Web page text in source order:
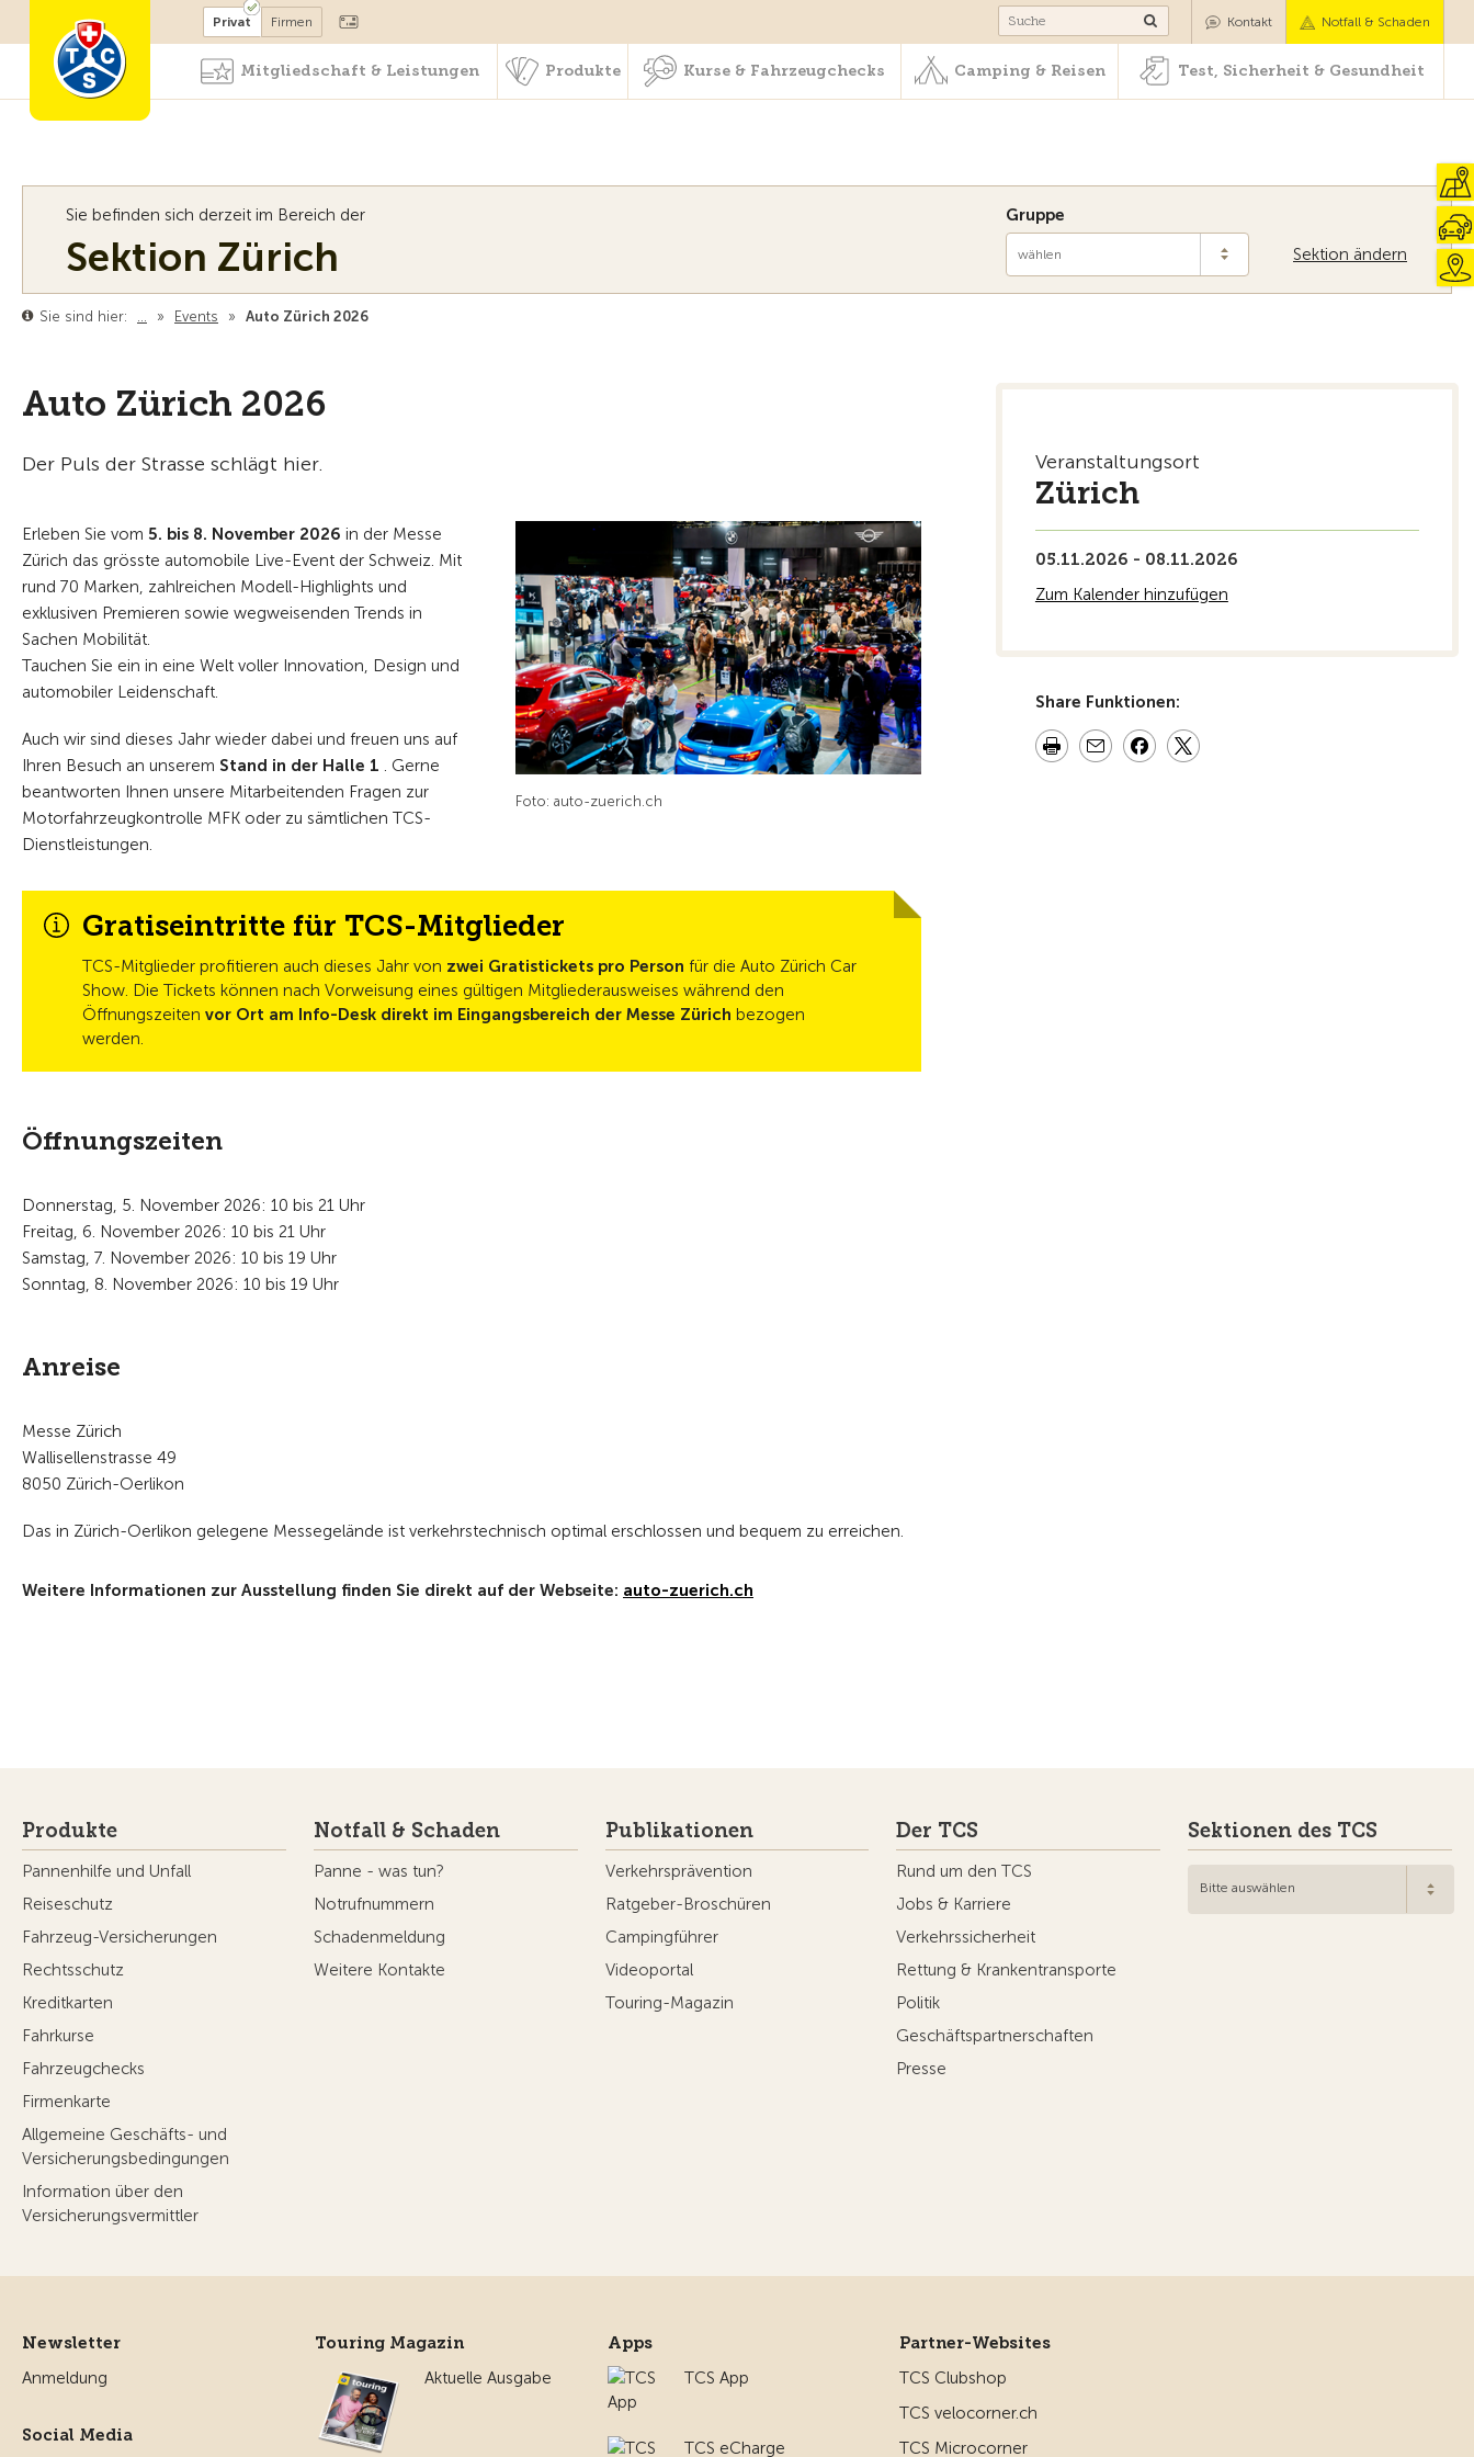
Mitglied werden Camping & Reisen Test, Sicherheit & Gesundheit
Privat Firmen Kontakt Notfall & Schaden
Mitgliedschaft & Leistungen Produkte Kurse & Fahrzeugchecks Camping & Reisen Test, Sicherheit & Gesundheit
Sie befinden sich derzeit im Bereich der
Sektion Zürich Sektion ändern
Gruppe
wählen
Sie sind hier: … » Events » Auto Zürich 2026
Auto Zürich 2026
Der Puls der Strasse schlägt hier.
Foto: auto-zuerich.ch
Erleben Sie vom 5. bis 8. November 2026 in der Messe
Zürich das grösste automobile Live-Event der Schweiz. Mit
rund 70 Marken, zahlreichen Modell-Highlights und
exklusiven Premieren sowie wegweisenden Trends in
Sachen Mobilität.
Tauchen Sie ein in eine Welt voller Innovation, Design und
automobiler Leidenschaft.
Auch wir sind dieses Jahr wieder dabei und freuen uns auf
Ihren Besuch an unserem Stand in der Halle 1 . Gerne
beantworten Ihnen unsere Mitarbeitenden Fragen zur
Motorfahrzeugkontrolle MFK oder zu sämtlichen TCS-
Dienstleistungen.
Gratiseintritte für TCS-Mitglieder
TCS-Mitglieder profitieren auch dieses Jahr von zwei Gratistickets pro Person für die Auto Zürich Car
Show. Die Tickets können nach Vorweisung eines gültigen Mitgliederausweises während den
Öffnungszeiten vor Ort am Info-Desk direkt im Eingangsbereich der Messe Zürich bezogen
werden.
Öffnungszeiten
Donnerstag, 5. November 2026: 10 bis 21 Uhr
Freitag, 6. November 2026: 10 bis 21 Uhr
Samstag, 7. November 2026: 10 bis 19 Uhr
Sonntag, 8. November 2026: 10 bis 19 Uhr
Anreise
Messe Zürich
Wallisellenstrasse 49
8050 Zürich-Oerlikon
Das in Zürich-Oerlikon gelegene Messegelände ist verkehrstechnisch optimal erschlossen und bequem zu erreichen.
Weitere Informationen zur Ausstellung finden Sie direkt auf der Webseite: auto-zuerich.ch
Veranstaltungsort
Zürich
05.11.2026 - 08.11.2026
Zum Kalender hinzufügen
Share Funktionen:
Produkte
Pannenhilfe und Unfall
Reiseschutz
Fahrzeug-Versicherungen
Rechtsschutz
Kreditkarten
Fahrkurse
Fahrzeugchecks
Firmenkarte
Allgemeine Geschäfts- und
Versicherungsbedingungen
Information über den
Versicherungsvermittler
Notfall & Schaden
Panne - was tun?
Notrufnummern
Schadenmeldung
Weitere Kontakte
Publikationen
Verkehrsprävention
Ratgeber-Broschüren
Campingführer
Videoportal
Touring-Magazin
Der TCS
Rund um den TCS
Jobs & Karriere
Verkehrssicherheit
Rettung & Krankentransporte
Politik
Geschäftspartnerschaften
Presse
Sektionen des TCS
Bitte auswählen
Newsletter
Anmeldung
Social Media
Touring Magazin
Aktuelle Ausgabe
Apps
TCS App
TCS eCharge
Partner-Websites
TCS Clubshop
TCS velocorner.ch
TCS Microcorner